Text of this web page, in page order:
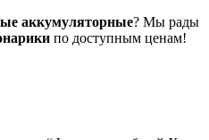
аккумуляторные? Мы рады
по доступным ценам!